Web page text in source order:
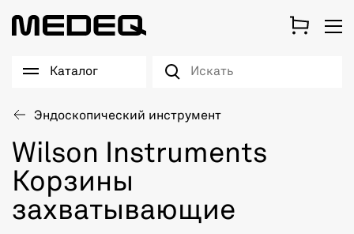
Каталог
Эндоскопический инструмент
Wilson Instruments
Корзины
захватывающие